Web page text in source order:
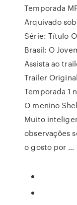
Temporada
Arquivado
Série: Título
Brasil: O
Assista ao
Trailer
Temporada 1
O menino
Muito
observações
o gosto por …